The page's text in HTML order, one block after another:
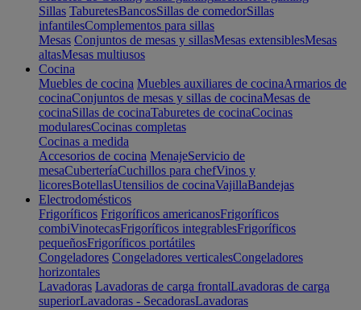
Sillas TaburetesBancosSillas de comedorSillas
infantilesComplementos para sillas
Mesas Conjuntos de mesas y sillasMesas extensiblesMesas
altasMesas multiusos
Cocina
Muebles de cocina Muebles auxiliares de cocinaArmarios de
cocinaConjuntos de mesas y sillas de cocinaMesas de
cocinaSillas de cocinaTaburetes de cocinaCocinas
modularesCocinas completas
Cocinas a medida
Accesorios de cocina MenajeServicio de
mesaCuberteríaCuchillos para chefVinos y
licoresBotellasUtensilios de cocinaVajillaBandejas
Electrodomésticos
Frigoríficos Frigoríficos americanosFrigoríficos
combiVinotecasFrigoríficos integrablesFrigoríficos
pequeñosFrigoríficos portátiles
Congeladores Congeladores verticalesCongeladores
horizontales
Lavadoras Lavadoras de carga frontalLavadoras de carga
superiorLavadoras - SecadorasLavadoras